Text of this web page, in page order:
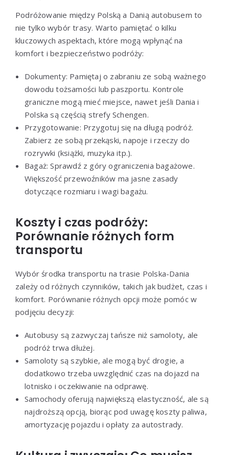
Podróżowanie między Polską a Danią autobusem to
nie tylko wybór trasy. Warto pamiętać o kilku
kluczowych aspektach, które mogą wpłynąć na
komfort i bezpieczeństwo podróży:
Dokumenty: Pamiętaj o zabraniu ze sobą ważnego
dowodu tożsamości lub paszportu. Kontrole
graniczne mogą mieć miejsce, nawet jeśli Dania i
Polska są częścią strefy Schengen.
Przygotowanie: Przygotuj się na długą podróż.
Zabierz ze sobą przekąski, napoje i rzeczy do
rozrywki (książki, muzyka itp.).
Bagaż: Sprawdź z góry ograniczenia bagażowe.
Większość przewoźników ma jasne zasady
dotyczące rozmiaru i wagi bagażu.
Koszty i czas podróży:
Porównanie różnych form
transportu
Wybór środka transportu na trasie Polska-Dania
zależy od różnych czynników, takich jak budżet, czas i
komfort. Porównanie różnych opcji może pomóc w
podjęciu decyzji:
Autobusy są zazwyczaj tańsze niż samoloty, ale
podróż trwa dłużej.
Samoloty są szybkie, ale mogą być drogie, a
dodatkowo trzeba uwzględnić czas na dojazd na
lotnisko i oczekiwanie na odprawę.
Samochody oferują największą elastyczność, ale są
najdroższą opcją, biorąc pod uwagę koszty paliwa,
amortyzację pojazdu i opłaty za autostrady.